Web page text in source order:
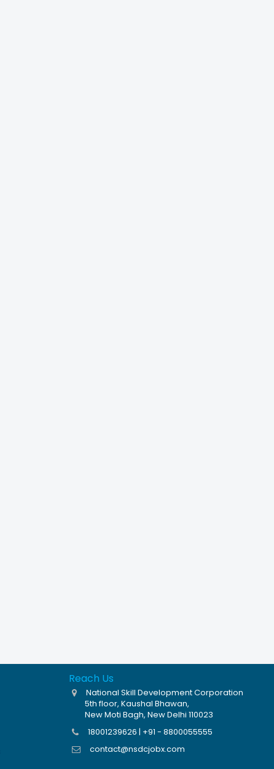
Reach Us
National Skill Development Corporation
5th floor, Kaushal Bhawan,
New Moti Bagh, New Delhi 110023
18001239626 | +91 - 8800055555
contact@nsdcjobx.com